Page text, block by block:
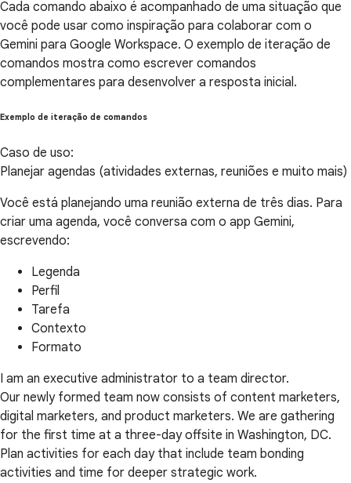
Cada comando abaixo é acompanhado de uma situação que
você pode usar como inspiração para colaborar com o
Gemini para Google Workspace. O exemplo de iteração de
comandos mostra como escrever comandos
complementares para desenvolver a resposta inicial.
Exemplo de iteração de comandos
Caso de uso:
Planejar agendas (atividades externas, reuniões e muito mais)
Você está planejando uma reunião externa de três dias. Para
criar uma agenda, você conversa com o app Gemini,
escrevendo:
Legenda
Perfil
Tarefa
Contexto
Formato
I am an executive administrator to a team director.
Our newly formed team now consists of content marketers,
digital marketers, and product marketers. We are gathering
for the first time at a three-day offsite in Washington, DC.
Plan activities for each day that include team bonding
activities and time for deeper strategic work.